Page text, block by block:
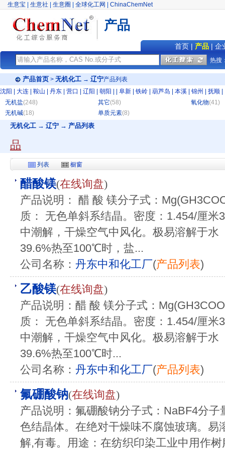
生意宝 生意社 生意圈 全球化工网 ChinaChemNet
产品
首页| 产品| 企
热搜
产品首页 > 无机化工 → 辽宁产品列表
沈阳
大连 鞍山 丹东 营口 辽阳 朝阳 阜新 铁岭 葫芦岛 本溪 锦州 抚顺
无机盐(248) 其它(58) 氧化物(41)
无机碱(18) 单质元素(8)
无机化工 → 辽宁 → 产品列表
品
列表 橱窗
醋酸镁(在线询盘)
产品说明： 醋 酸 镁分子式：
质： 无色单斜系结晶。密度：1.454/厘
中潮解，干燥空气中风化。极易溶解于
39.6%热至100℃时，盐...
公司名称： 丹东中和化工厂(产品列表)
乙酸镁(在线询盘)
产品说明：醋 酸 镁分子式：
质： 无色单斜系结晶。密度：1.454/厘
中潮解，干燥空气中风化。极易溶解于
39.6%热至100℃时...
公司名称： 丹东中和化工厂(产品列表)
氟硼酸钠(在线询盘)
产品说明：氟硼酸钠分子式：NaBF4分
色结晶体。在绝对干燥味不腐蚀玻璃。易
解,有毒。用途：在纺织印染工业中用作